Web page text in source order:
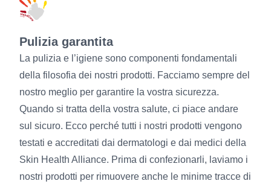
Pulizia garantita
La pulizia e l’igiene sono componenti fondamentali
della filosofia dei nostri prodotti. Facciamo sempre del
nostro meglio per garantire la vostra sicurezza.
Quando si tratta della vostra salute, ci piace andare
sul sicuro. Ecco perché tutti i nostri prodotti vengono
testati e accreditati dai dermatologi e dai medici della
Skin Health Alliance. Prima di confezionarli, laviamo i
nostri prodotti per rimuovere anche le minime tracce di